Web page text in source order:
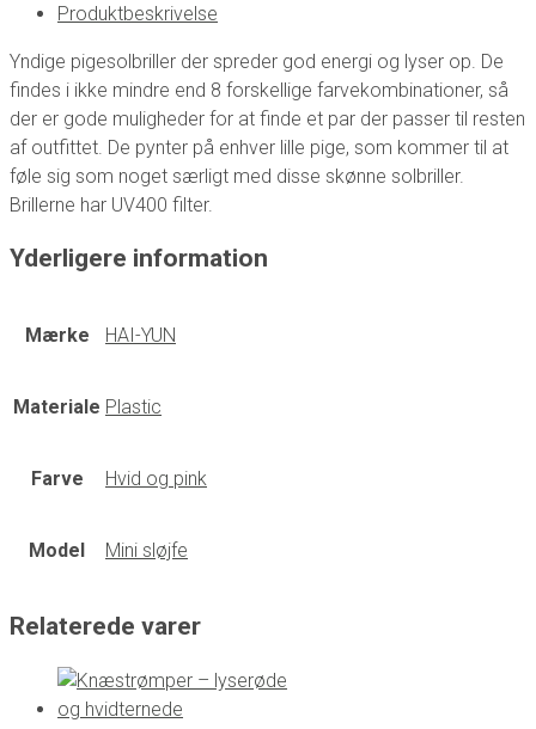
Produktbeskrivelse
Yndige pigesolbriller der spreder god energi og lyser op. De
findes i ikke mindre end 8 forskellige farvekombinationer, så
der er gode muligheder for at finde et par der passer til resten
af outfittet. De pynter på enhver lille pige, som kommer til at
føle sig som noget særligt med disse skønne solbriller.
Brillerne har UV400 filter.
Yderligere information
Mærke HAI-YUN
Materiale Plastic
Farve Hvid og pink
Model Mini sløjfe
Relaterede varer